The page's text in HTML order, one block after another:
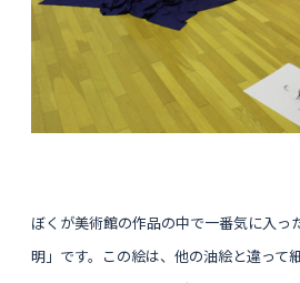
ぼくが美術館の作品の中で一番気に入っ
明」です。この絵は、他の油絵と違って